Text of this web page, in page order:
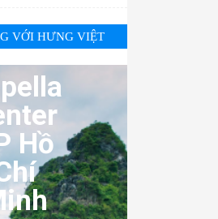
VỚI HƯNG VIỆT
Hồ